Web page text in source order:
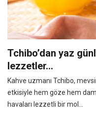
Tchibo’dan yaz
lezzetler…
Kahve uzmanı Tchibo,
etkisiyle hem göze hem
havaları lezzetli bir mol...